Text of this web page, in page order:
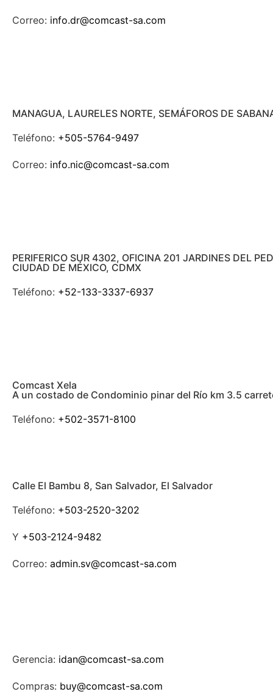
Correo: info.dr@comcast-sa.com
MANAGUA, LAURELES NORTE, SEMÁFOROS DE
Teléfono: +505-5764-9497
Correo: info.nic@comcast-sa.com
PERIFERICO SUR 4302, OFICINA 201 JARDINES DEL
CIUDAD DE MÉXICO, CDMX
Teléfono: +52-133-3337-6937
Comcast Xela
A un costado de Condominio pinar del Río km 3.5
Teléfono: +502-3571-8100
Calle El Bambu 8, San Salvador, El Salvador
Teléfono: +503-2520-3202
Y +503-2124-9482
Correo: admin.sv@comcast-sa.com
Gerencia: idan@comcast-sa.com
Compras: buy@comcast-sa.com